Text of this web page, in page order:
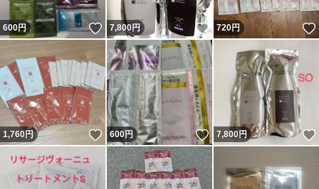
600円 いいね！
7,800円 いいね！
720円
1,760円 いいね！
600円 いいね！
7,800円